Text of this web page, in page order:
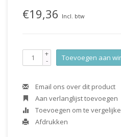
€19,36 Incl. btw
+
- Toevoegen aan
Email ons over dit product
Aan verlanglijst toevoegen
Toevoegen om te
Afdrukken